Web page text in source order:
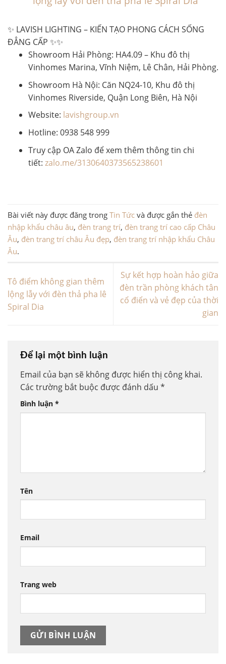
✨ LAVISH LIGHTING – KIẾN TẠO PHONG CÁCH SỐNG
ĐẲNG CẤP ✨✨
Showroom Hải Phòng: HA4.09 – Khu đô thị
Vinhomes Marina, Vĩnh Niệm, Lê Chân, Hải Phòng.
Showroom Hà Nội: Căn NQ24-10, Khu đô thị
Vinhomes Riverside, Quận Long Biên, Hà Nội
Website: lavishgroup.vn
Hotline: 0938 548 999
Truy cập OA Zalo để xem thêm thông tin chi
tiết: zalo.me/3130640373565238601
Bài viết này được đăng trong Tin Tức và được gắn thẻ đèn
nhập khẩu châu âu, đèn trang trí, đèn trang trí cao cấp Châu
Âu, đèn trang trí châu Âu đẹp, đèn trang trí nhập khẩu Châu
Âu.
Tô điểm không gian thêm
lộng lẫy với đèn thả pha lê
Spiral Dia
Sự kết hợp hoàn hảo giữa
đèn trần phòng khách tân
cổ điển và vẻ đẹp của thời
gian
Để lại một bình luận
Email của bạn sẽ không được hiển thị công khai.
Các trường bắt buộc được đánh dấu *
Bình luận *
Tên
Email
Trang web